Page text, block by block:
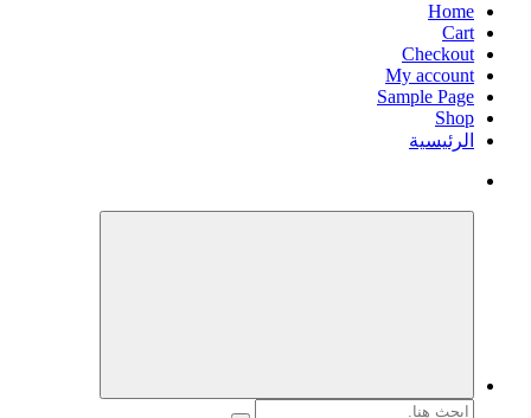
Home
Cart
Checkout
My account
Sample Page
Shop
الرئيسية
البحث